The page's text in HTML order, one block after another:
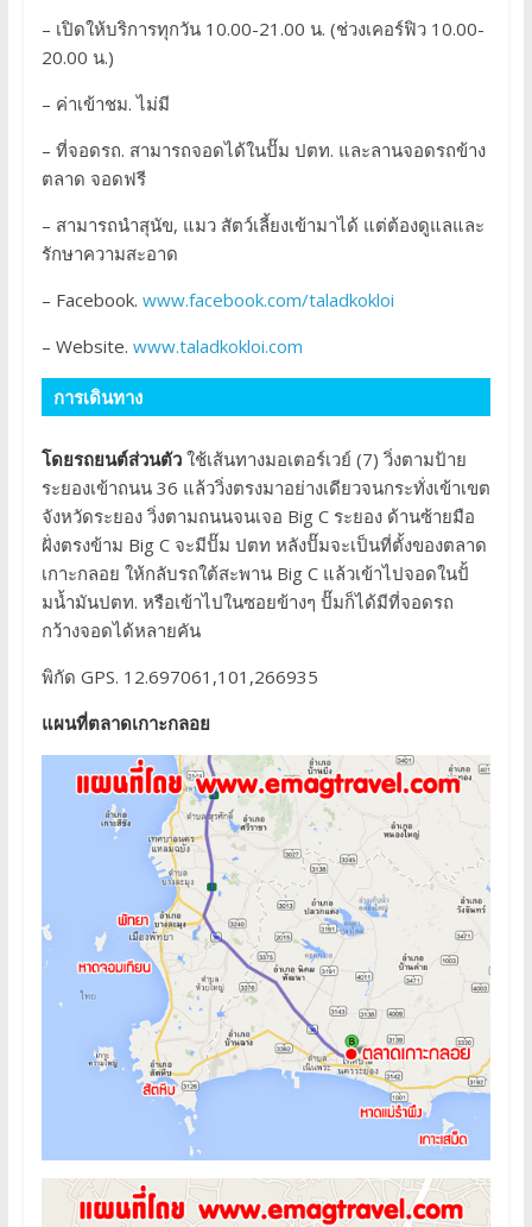
– เปิดให้บริการทุกวัน 10.00-21.00 น. (ช่วงเคอร์ฟิว 10.00-
20.00 น.)
– ค่าเข้าชม. ไม่มี
– ที่จอดรถ. สามารถจอดได้ในปั๊ม ปตท. และลานจอดรถข้าง
ตลาด จอดฟรี
– สามารถนำสุนัข, แมว สัตว์เลี้ยงเข้ามาได้ แต่ต้องดูแลและ
รักษาความสะอาด
– Facebook. www.facebook.com/taladkokloi
– Website. www.taladkokloi.com
การเดินทาง
โดยรถยนต์ส่วนตัวใช้เส้นทางมอเตอร์เวย์ (7) วิ่งตามป้าย
ระยองเข้าถนน 36 แล้ววิ่งตรงมาอย่างเดียวจนกระทั่งเข้าเขต
จังหวัดระยอง วิ่งตามถนนจนเจอ Big C ระยอง ด้านซ้ายมือ
ฝั่งตรงข้าม Big C จะมีปั๊ม ปตท หลังปั๊มจะเป็นที่ตั้งของตลาด
เกาะกลอย ให้กลับรถใต้สะพาน Big C แล้วเข้าไปจอดในปั้
มน้ำมันปตท. หรือเข้าไปในซอยข้างๆ ปั๊มก็ได้มีที่จอดรถ
กว้างจอดได้หลายคัน
พิกัด GPS. 12.697061,101,266935
แผนที่ตลาดเกาะกลอย